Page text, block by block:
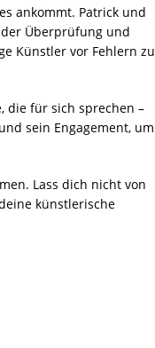
ankommt. Patrick und
Überprüfung und
Künstler vor Fehlern zu
die für sich sprechen –
sein Engagement, um
Lass dich nicht von
künstlerische